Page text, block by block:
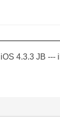
4.3.3 JB ---